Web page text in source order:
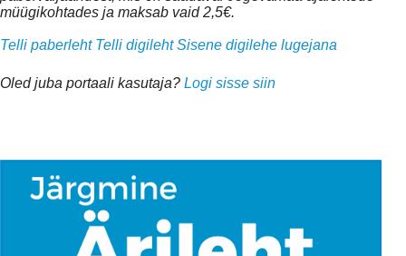
müügikohtades ja maksab vaid 2,5€.
Telli paberleht Telli digilehtSisene digilehe lugejana
Oled juba portaali kasutaja? Logi sisse siin